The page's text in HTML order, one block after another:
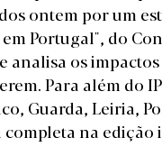
ontem por um
Portugal", do
analisa os
Para além do
Guarda, Leiria,
completa na